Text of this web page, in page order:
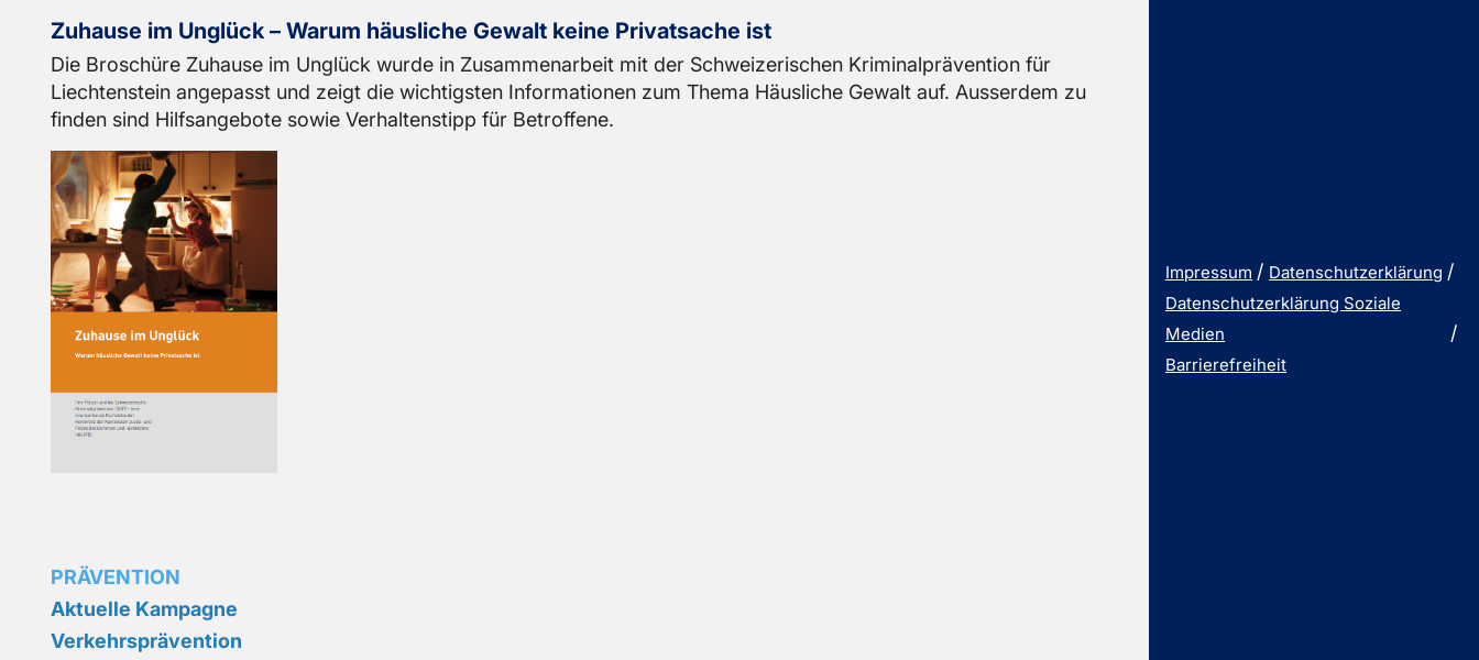
Zu­hau­se im Un­glück – Warum häus­li­che Ge­walt keine Pri­vat­sa­che ist
Die Bro­schü­re Zu­hau­se im Un­glück wurde in Zu­sam­men­ar­beit mit der Schwei­ze­ri­schen Kri­mi­nal­prä­ven­ti­on für
Liech­ten­stein an­ge­passt und zeigt die wich­tigs­ten In­for­ma­tio­nen zum Thema Häus­li­che Ge­walt auf. Aus­ser­dem zu
fin­den sind Hilfs­an­ge­bo­te sowie Ver­hal­ten­s­tipp für Be­trof­fe­ne.
PRÄVENTION
Aktuelle Kampagne
Verkehrsprävention
Impressum
Datenschutzerklärung
Datenschutzerklärung Soziale
Medien
Barrierefreiheit